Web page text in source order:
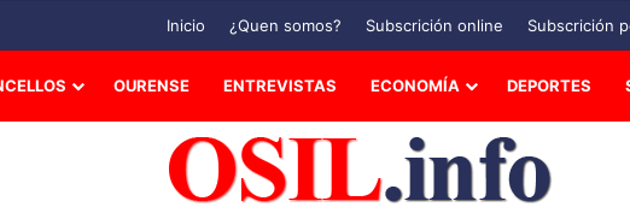
Inicio ¿Quen somos? Subscrición online Subscrición
OURENSE ENTREVISTAS ECONOMÍA DEPORTES